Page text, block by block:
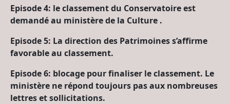
Episode 4: le classement du Conservatoire est
demandé au ministère de la Culture .
Episode 5: La direction des Patrimoines s’affirme
favorable au classement.
Episode 6: blocage pour finaliser le classement. Le
ministère ne répond toujours pas aux nombreuses
lettres et sollicitations.